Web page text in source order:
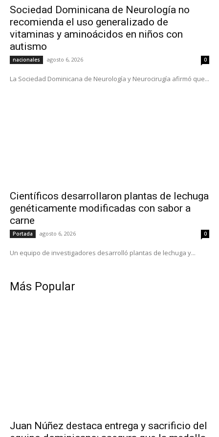
Sociedad Dominicana de Neurología no
recomienda el uso generalizado de
vitaminas y aminoácidos en niños con
autismo
nacionales agosto 6, 2026 0
La Sociedad Dominicana de Neurología y Neurocirugía afirmó que...
Científicos desarrollaron plantas de lechuga
genéticamente modificadas con sabor a
carne
Portada agosto 6, 2026 0
Un equipo de investigadores desarrolló plantas de lechuga y...
Más Popular
Juan Núñez destaca entrega y sacrificio del